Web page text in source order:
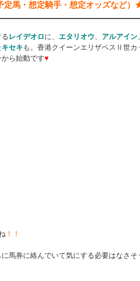
馬・想定騎手・想定オッズなど）
レイデオロに、 エタリオウ アルアイン
キセキも。香港クイーンエリザベスⅡ世カ
ら始動です♥
！！
馬券に絡んでいて気にする必要はなさそ